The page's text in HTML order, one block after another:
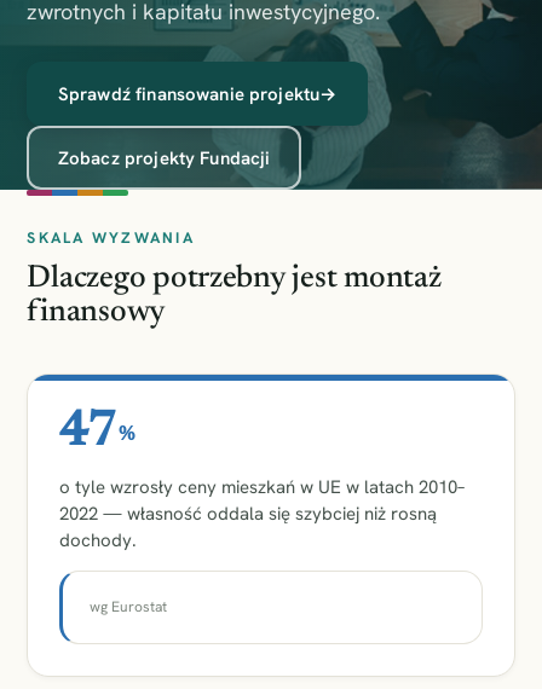
zwrotnych i kapitału inwestycyjnego.
Sprawdź finansowanie projektu→
Zobacz projekty Fundacji
SKALA WYZWANIA
Dlaczego potrzebny jest montaż
finansowy
47 %
o tyle wzrosły ceny mieszkań w UE w latach 2010–
2022 — własność oddala się szybciej niż rosną
dochody.
wg Eurostat